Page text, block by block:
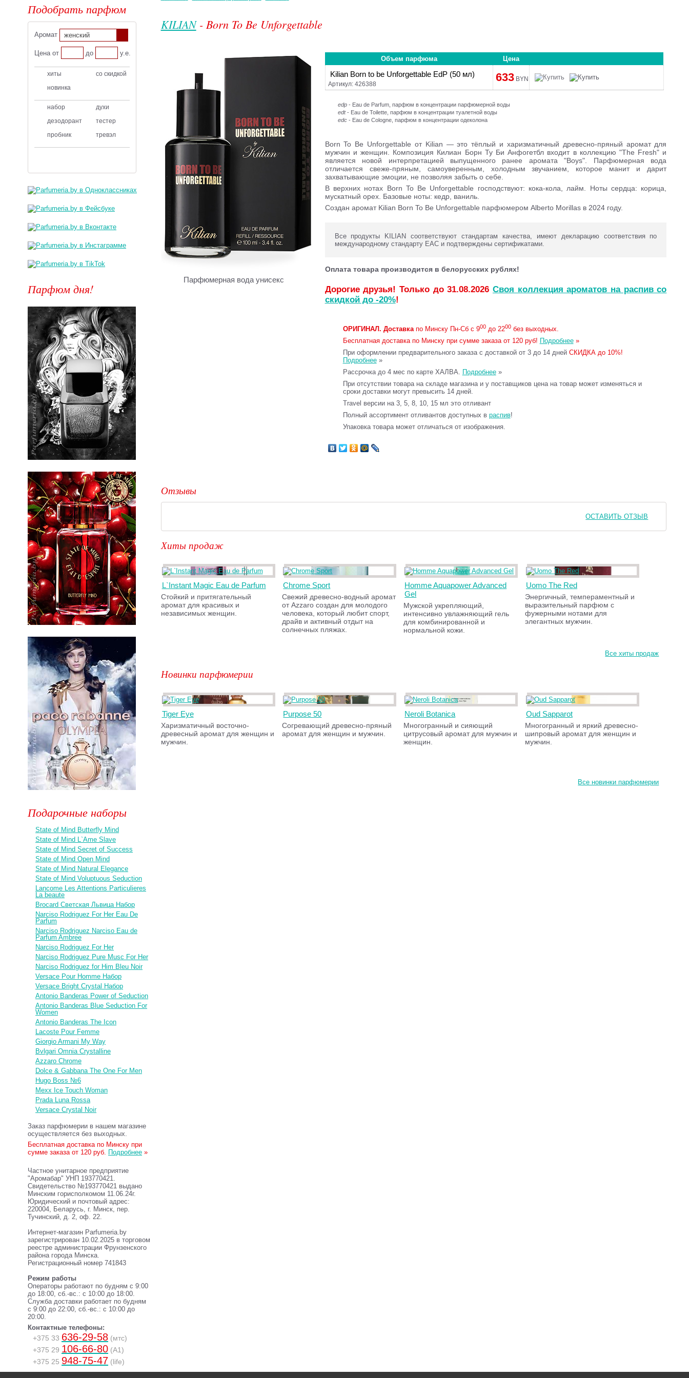
KILIAN- Born To Be Unforgettable
Парфюмерная вода унисекс
Объем парфюма Цена
Kilian Born to be Unforgettable EdP (50 мл)
Артикул: 426388
633 BYN
edp- Eau de Parfum, парфюм в концентрации парфюмерной воды
edt- Eau de Toilette, парфюм в концентрации туалетной воды
edc- Eau de Cologne, парфюм в концентрации одеколона
Born To Be Unforgettable от Kilian — это тёплый и харизматичный древесно-пряный аромат для
мужчин и женщин. Композиция Килиан Борн Ту Би Анфогетбл входит в коллекцию "The Fresh" и
является новой интерпретацией выпущенного ранее аромата "Boys". Парфюмерная вода
отличается свеже-пряным, самоуверенным, холодным звучанием, которое манит и дарит
захватывающие эмоции, не позволяя забыть о себе.
В верхних нотах Born To Be Unforgettable господствуют: кока-кола, лайм. Ноты сердца: корица,
мускатный орех. Базовые ноты: кедр, ваниль.
Создан аромат Kilian Born To Be Unforgettable парфюмером Alberto Morillas в 2024 году.
Все продукты KILIAN соответствуют стандартам качества, имеют декларацию соответствия по
международному стандарту ЕАС и подтверждены сертификатами.
Оплата товара производится в белорусских рублях!
Дорогие друзья! Только до 31.08.2026 Своя коллекция ароматов на распив со
скидкой до -20%!
ОРИГИНАЛ. Доставкапо Минску Пн-Сб с 900до 2200без выходных.
Бесплатная доставка по Минску при сумме заказа от 120 руб! Подробнее»
При оформлении предварительного заказа с доставкой от 3 до 14 дней СКИДКА до 10%!
Подробнее»
Рассрочка до 4 мес по карте ХАЛВА. Подробнее»
При отсутствии товара на складе магазина и у поставщиков цена на товар может изменяться и
сроки доставки могут превысить 14 дней.
Travel версии на 3, 5, 8, 10, 15 мл это отливант
Полный ассортимент отливантов доступных в распив!
Упаковка товара может отличаться от изображения.
Отзывы
ОСТАВИТЬ ОТЗЫВ
Хиты продаж
L`Instant Magic Eau de Parfum
Стойкий и притягательный
аромат для красивых и
независимых женщин.
Chrome Sport
Свежий древесно-водный аромат
от Azzaro создан для молодого
человека, который любит спорт,
драйв и активный отдыт на
солнечных пляжах.
Homme Aquapower Advanced
Gel
Мужской укрепляющий,
интенсивно увлажняющий гель
для комбинированной и
нормальной кожи.
Uomo The Red
Энергичный, темпераментный и
выразительный парфюм с
фужерными нотами для
элегантных мужчин.
Все хиты продаж
Новинки парфюмерии
Tiger Eye
Харизматичный восточно-
древесный аромат для женщин и
мужчин.
Purpose 50
Согревающий древесно-пряный
аромат для женщин и мужчин.
Neroli Botanica
Многогранный и сияющий
цитрусовый аромат для мужчин и
женщин.
Oud Sapparot
Многогранный и яркий древесно-
шипровый аромат для женщин и
мужчин.
Все новинки парфюмерии
Подобрать парфюм
Аромат женский
Цена от до у.е.
хиты
со скидкой
новинка
набор
духи
дезодорант
тестер
пробник
тревэл
Парфюм дня!
Подарочные наборы
State of Mind Butterfly Mind
State of Mind L`Ame Slave
State of Mind Secret of Success
State of Mind Open Mind
State of Mind Natural Elegance
State of Mind Voluptuous Seduction
Lancome Les Attentions Particulieres
La beaute
Brocard Светская Львица Набор
Narciso Rodriguez For Her Eau De
Parfum
Narciso Rodriguez Narciso Eau de
Parfum Ambree
Narciso Rodriguez For Her
Narciso Rodriguez Pure Musc For Her
Narciso Rodriguez for Him Bleu Noir
Versace Pour Homme Набор
Versace Bright Crystal Набор
Antonio Banderas Power of Seduction
Antonio Banderas Blue Seduction For
Women
Antonio Banderas The Icon
Lacoste Pour Femme
Giorgio Armani My Way
Bvlgari Omnia Crystalline
Azzaro Chrome
Dolce & Gabbana The One For Men
Hugo Boss №6
Mexx Ice Touch Woman
Prada Luna Rossa
Versace Crystal Noir
Заказ парфюмерии в нашем магазине
осуществляется без выходных.
Бесплатная доставка по Минску при
сумме заказа от 120 руб. Подробнее »
Частное унитарное предприятие
"Аромабар" УНП 193770421.
Свидетельство №193770421 выдано
Минским горисполкомом 11.06.24г.
Юридический и почтовый адрес:
220004, Беларусь, г. Минск, пер.
Тучинский, д. 2, оф. 22.
Интернет-магазин Parfumeria.by
зарегистрирован 10.02.2025 в торговом
реестре администрации Фрунзенского
района города Минска.
Регистрационный номер 741843
Режим работы
Операторы работают по будням с 9:00
до 18:00, сб.-вс.: с 10:00 до 18:00.
Служба доставки работает по будням
с 9:00 до 22:00, сб.-вс.: с 10:00 до
20:00.
Контактные телефоны:
+375 33 636-29-58 (мтс)
+375 29 106-66-80 (A1)
+375 25 948-75-47 (life)